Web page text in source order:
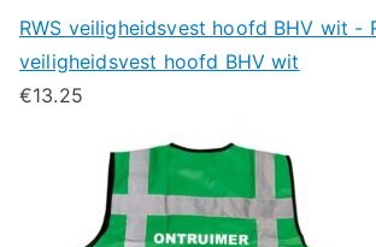
RWS veiligheidsvest hoofd BHV wit -
veiligheidsvest hoofd BHV wit
€13.25